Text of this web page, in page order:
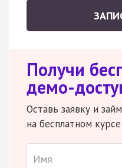
Получи
демо-
Оставь заявку и
на бесплатном